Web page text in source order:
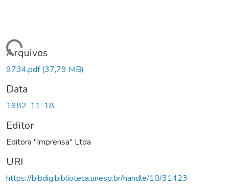
Carregando...
Arquivos
9734.pdf(37,79 MB)
Data
1982-11-18
Editor
Editora "Imprensa" Ltda
URI
https://bibdig.biblioteca.unesp.br/handle/10/31423